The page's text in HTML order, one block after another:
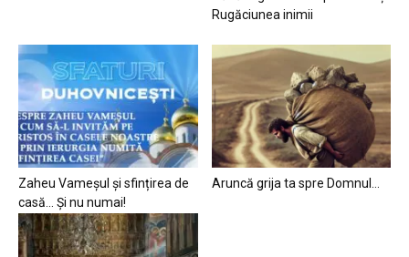
Rugăciunea inimii
Zaheu Vameșul și sfințirea de
casă… Și nu numai!
Aruncă grija ta spre Domnul…